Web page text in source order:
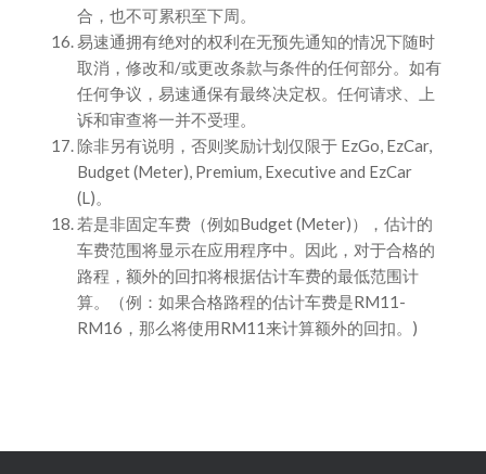
合，也不可累积至下周。
易速通拥有绝对的权利在无预先通知的情况下随时
取消，修改和/或更改条款与条件的任何部分。如有
任何争议，易速通保有最终决定权。任何请求、上
诉和审查将一并不受理。
除非另有说明，否则奖励计划仅限于 EzGo, EzCar,
Budget (Meter), Premium, Executive and EzCar
(L)。
若是非固定车费（例如Budget (Meter)），估计的
车费范围将显示在应用程序中。因此，对于合格的
路程，额外的回扣将根据估计车费的最低范围计
算。（例：如果合格路程的估计车费是RM11-
RM16，那么将使用RM11来计算额外的回扣。)